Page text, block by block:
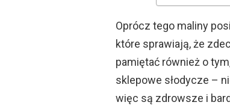
Oprócz tego maliny
które sprawiają, że
pamiętać również o
sklepowe słodycze –
więc są zdrowsze i